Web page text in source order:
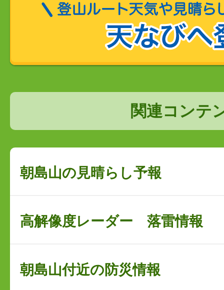
関連コンテ
朝島山の見晴らし予報
高解像度レーダー 落雷情報
朝島山付近の防災情報